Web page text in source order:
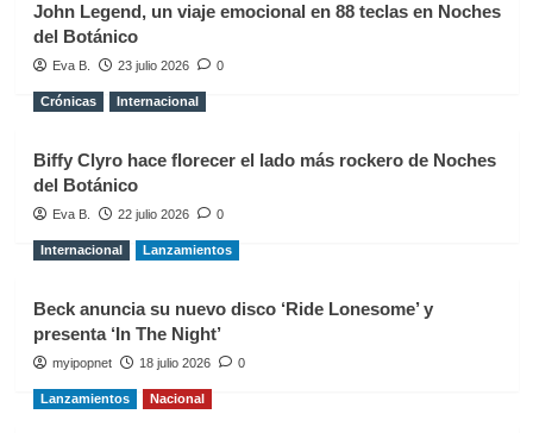
John Legend, un viaje emocional en 88 teclas en Noches
del Botánico
Eva B. 23 julio 2026 0
Crónicas Internacional
Biffy Clyro hace florecer el lado más rockero de Noches
del Botánico
Eva B. 22 julio 2026 0
Internacional Lanzamientos
Beck anuncia su nuevo disco ‘Ride Lonesome’ y
presenta ‘In The Night’
myipopnet 18 julio 2026 0
Lanzamientos Nacional